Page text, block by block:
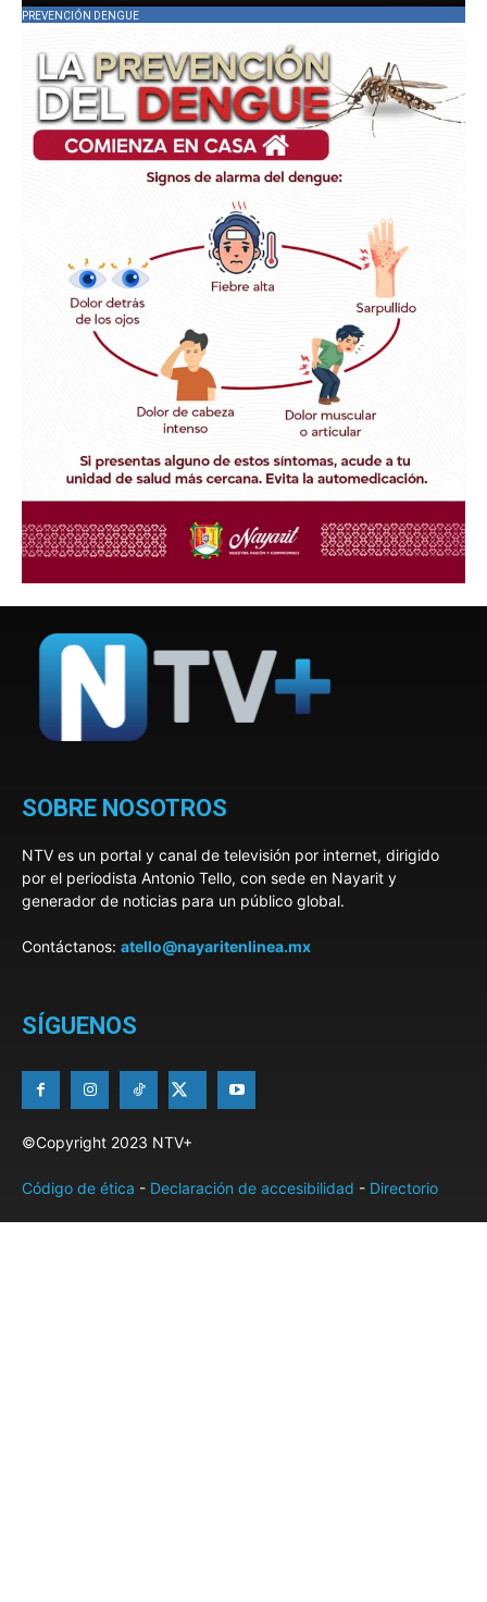
PREVENCIÓN DENGUE
SOBRE NOSOTROS
NTV es un portal y canal de televisión por internet, dirigido
por el periodista Antonio Tello, con sede en Nayarit y
generador de noticias para un público global.
Contáctanos: atello@nayaritenlinea.mx
SÍGUENOS
©Copyright 2023 NTV+
Código de ética - Declaración de accesibilidad - Directorio